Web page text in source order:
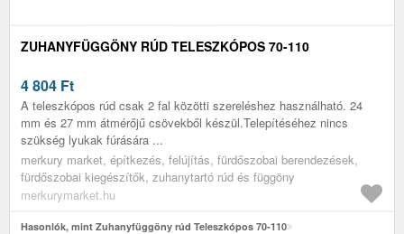
ZUHANYFÜGGÖNY RÚD TELESZKÓPOS 70-110
4 804 Ft
A teleszkópos rúd csak 2 fal közötti szereléshez használható. 24
mm és 27 mm átmérőjű csövekből készül.Telepítéséhez nincs
szükség lyukak fúrására ...
merkury market, építkezés, felújítás, fürdőszobai berendezések,
fürdőszobai kiegészítők, zuhanytartó rúd és függöny
merkurymarket.hu
Hasonlók, mint Zuhanyfüggöny rúd Teleszkópos 70-110